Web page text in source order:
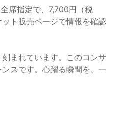
席指定で、7,700円（税
ト販売ページで情報を確認
まれています。このコンサ
スです。心躍る瞬間を、一